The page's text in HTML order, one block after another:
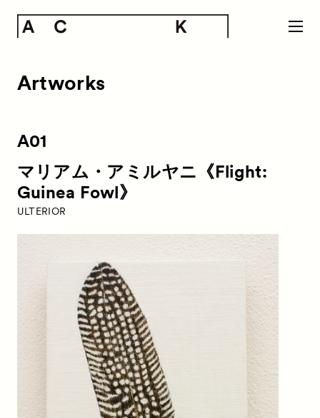
Artworks
A01
マリアム・アミルヤニ《Flight:
Guinea Fowl》
ULTERIOR